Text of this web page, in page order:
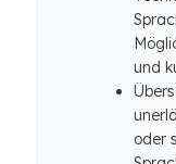
und
oder